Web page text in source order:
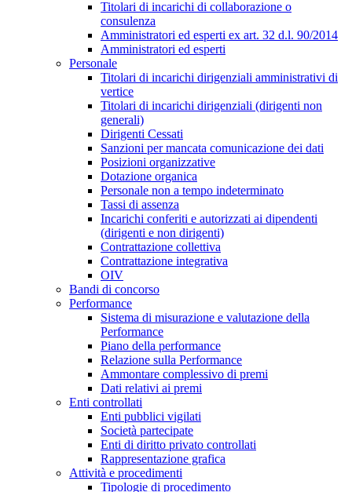
Titolari di incarichi di collaborazione o
consulenza
Amministratori ed esperti ex art. 32 d.l. 90/2014
Amministratori ed esperti
Personale
Titolari di incarichi dirigenziali amministrativi di
vertice
Titolari di incarichi dirigenziali (dirigenti non
generali)
Dirigenti Cessati
Sanzioni per mancata comunicazione dei dati
Posizioni organizzative
Dotazione organica
Personale non a tempo indeterminato
Tassi di assenza
Incarichi conferiti e autorizzati ai dipendenti
(dirigenti e non dirigenti)
Contrattazione collettiva
Contrattazione integrativa
OIV
Bandi di concorso
Performance
Sistema di misurazione e valutazione della
Performance
Piano della performance
Relazione sulla Performance
Ammontare complessivo di premi
Dati relativi ai premi
Enti controllati
Enti pubblici vigilati
Società partecipate
Enti di diritto privato controllati
Rappresentazione grafica
Attività e procedimenti
Tipologie di procedimento